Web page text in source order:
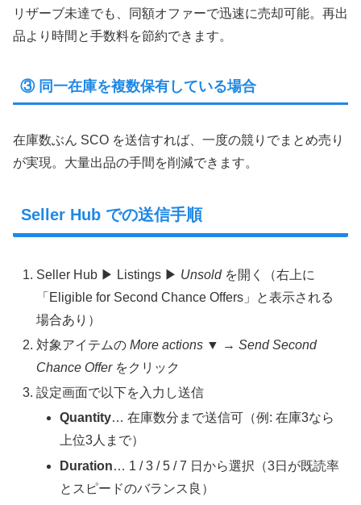
リザーブ未達でも、同額オファーで迅速に売却可能。再出
品より時間と手数料を節約できます。
③ 同一在庫を複数保有している場合
在庫数ぶん SCO を送信すれば、一度の競りでまとめ売り
が実現。大量出品の手間を削減できます。
Seller Hub での送信手順
Seller Hub ▶ Listings ▶ Unsoldを開く（右上に
「Eligible for Second Chance Offers」と表示される
場合あり）
対象アイテムのMore actions ▼ →Send Second
Chance Offerをクリック
設定画面で以下を入力し送信
Quantity… 在庫数分まで送信可（例: 在庫3なら
上位3人まで）
Duration… 1 / 3 / 5 / 7 日から選択（3日が既読率
とスピードのバランス良）